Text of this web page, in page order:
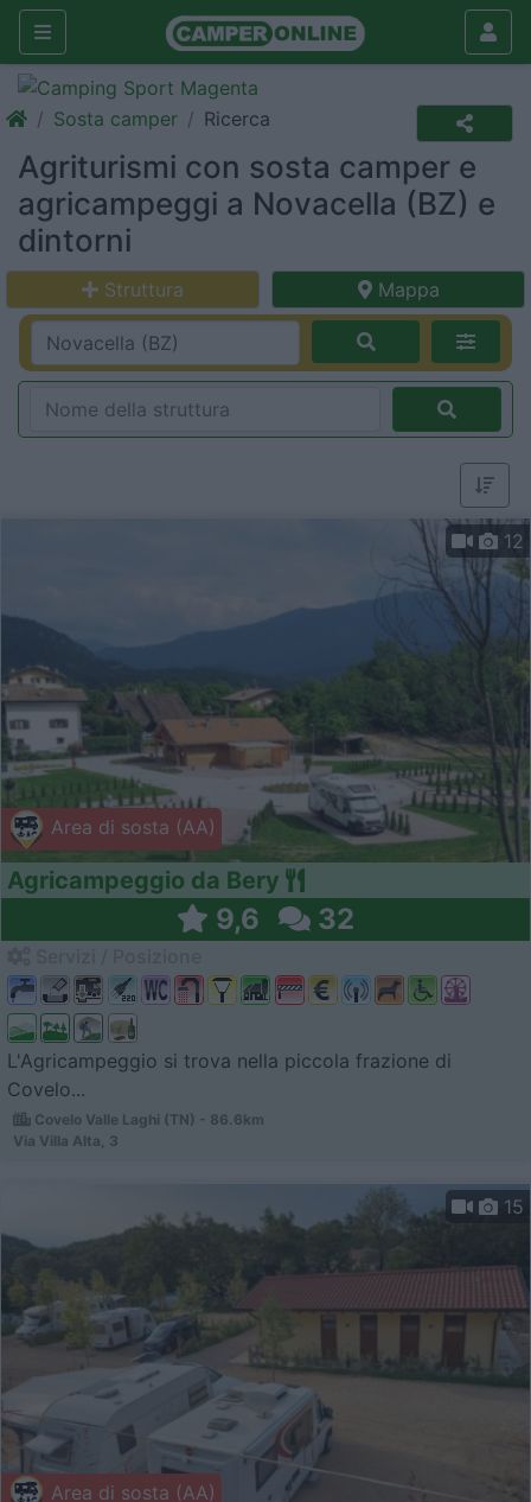
Sosta camper Ricerca
Agriturismi con sosta camper e
agricampeggi a Novacella (BZ) e
dintorni
Struttura Mappa
Area di sosta (AA)
12
Agricampeggio da Bery
9,6 32
L'Agricampeggio si trova nella piccola frazione di
Covelo...
Covelo Valle Laghi (TN) - 86.6km
Via Villa Alta, 3
Area di sosta (AA)
15